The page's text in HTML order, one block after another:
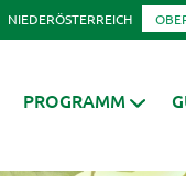
NIEDERÖSTERREICH
PROGRAMM